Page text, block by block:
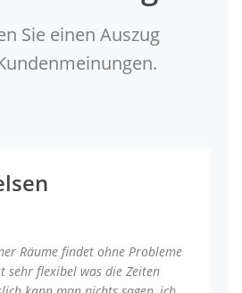
Sie einen Auszug
Räume findet ohne Probleme
sehr flexibel was die Zeiten